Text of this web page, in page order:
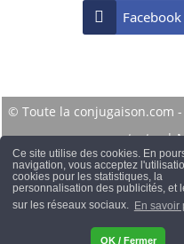
Ce site utilise des cookies. En
navigation, vous acceptez
cookies pour les statistiques, la
personnalisation des publicités, et
sur les réseaux sociaux. En savoir
OK / Fermer
 Facebook
© Toute la conjugaison.com
contacter|